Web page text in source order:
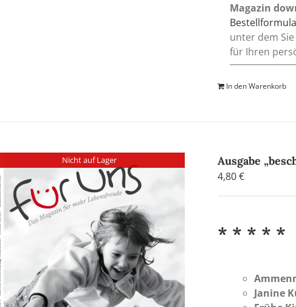
Magazin
unter dem
für Ihren
In den Warenkorb
Nicht auf Lager Ausgabe
4,80€
* * * * *
Janine